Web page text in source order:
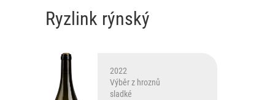
Ryzlink rýnský
2022
Výběr z hroznů
sladké